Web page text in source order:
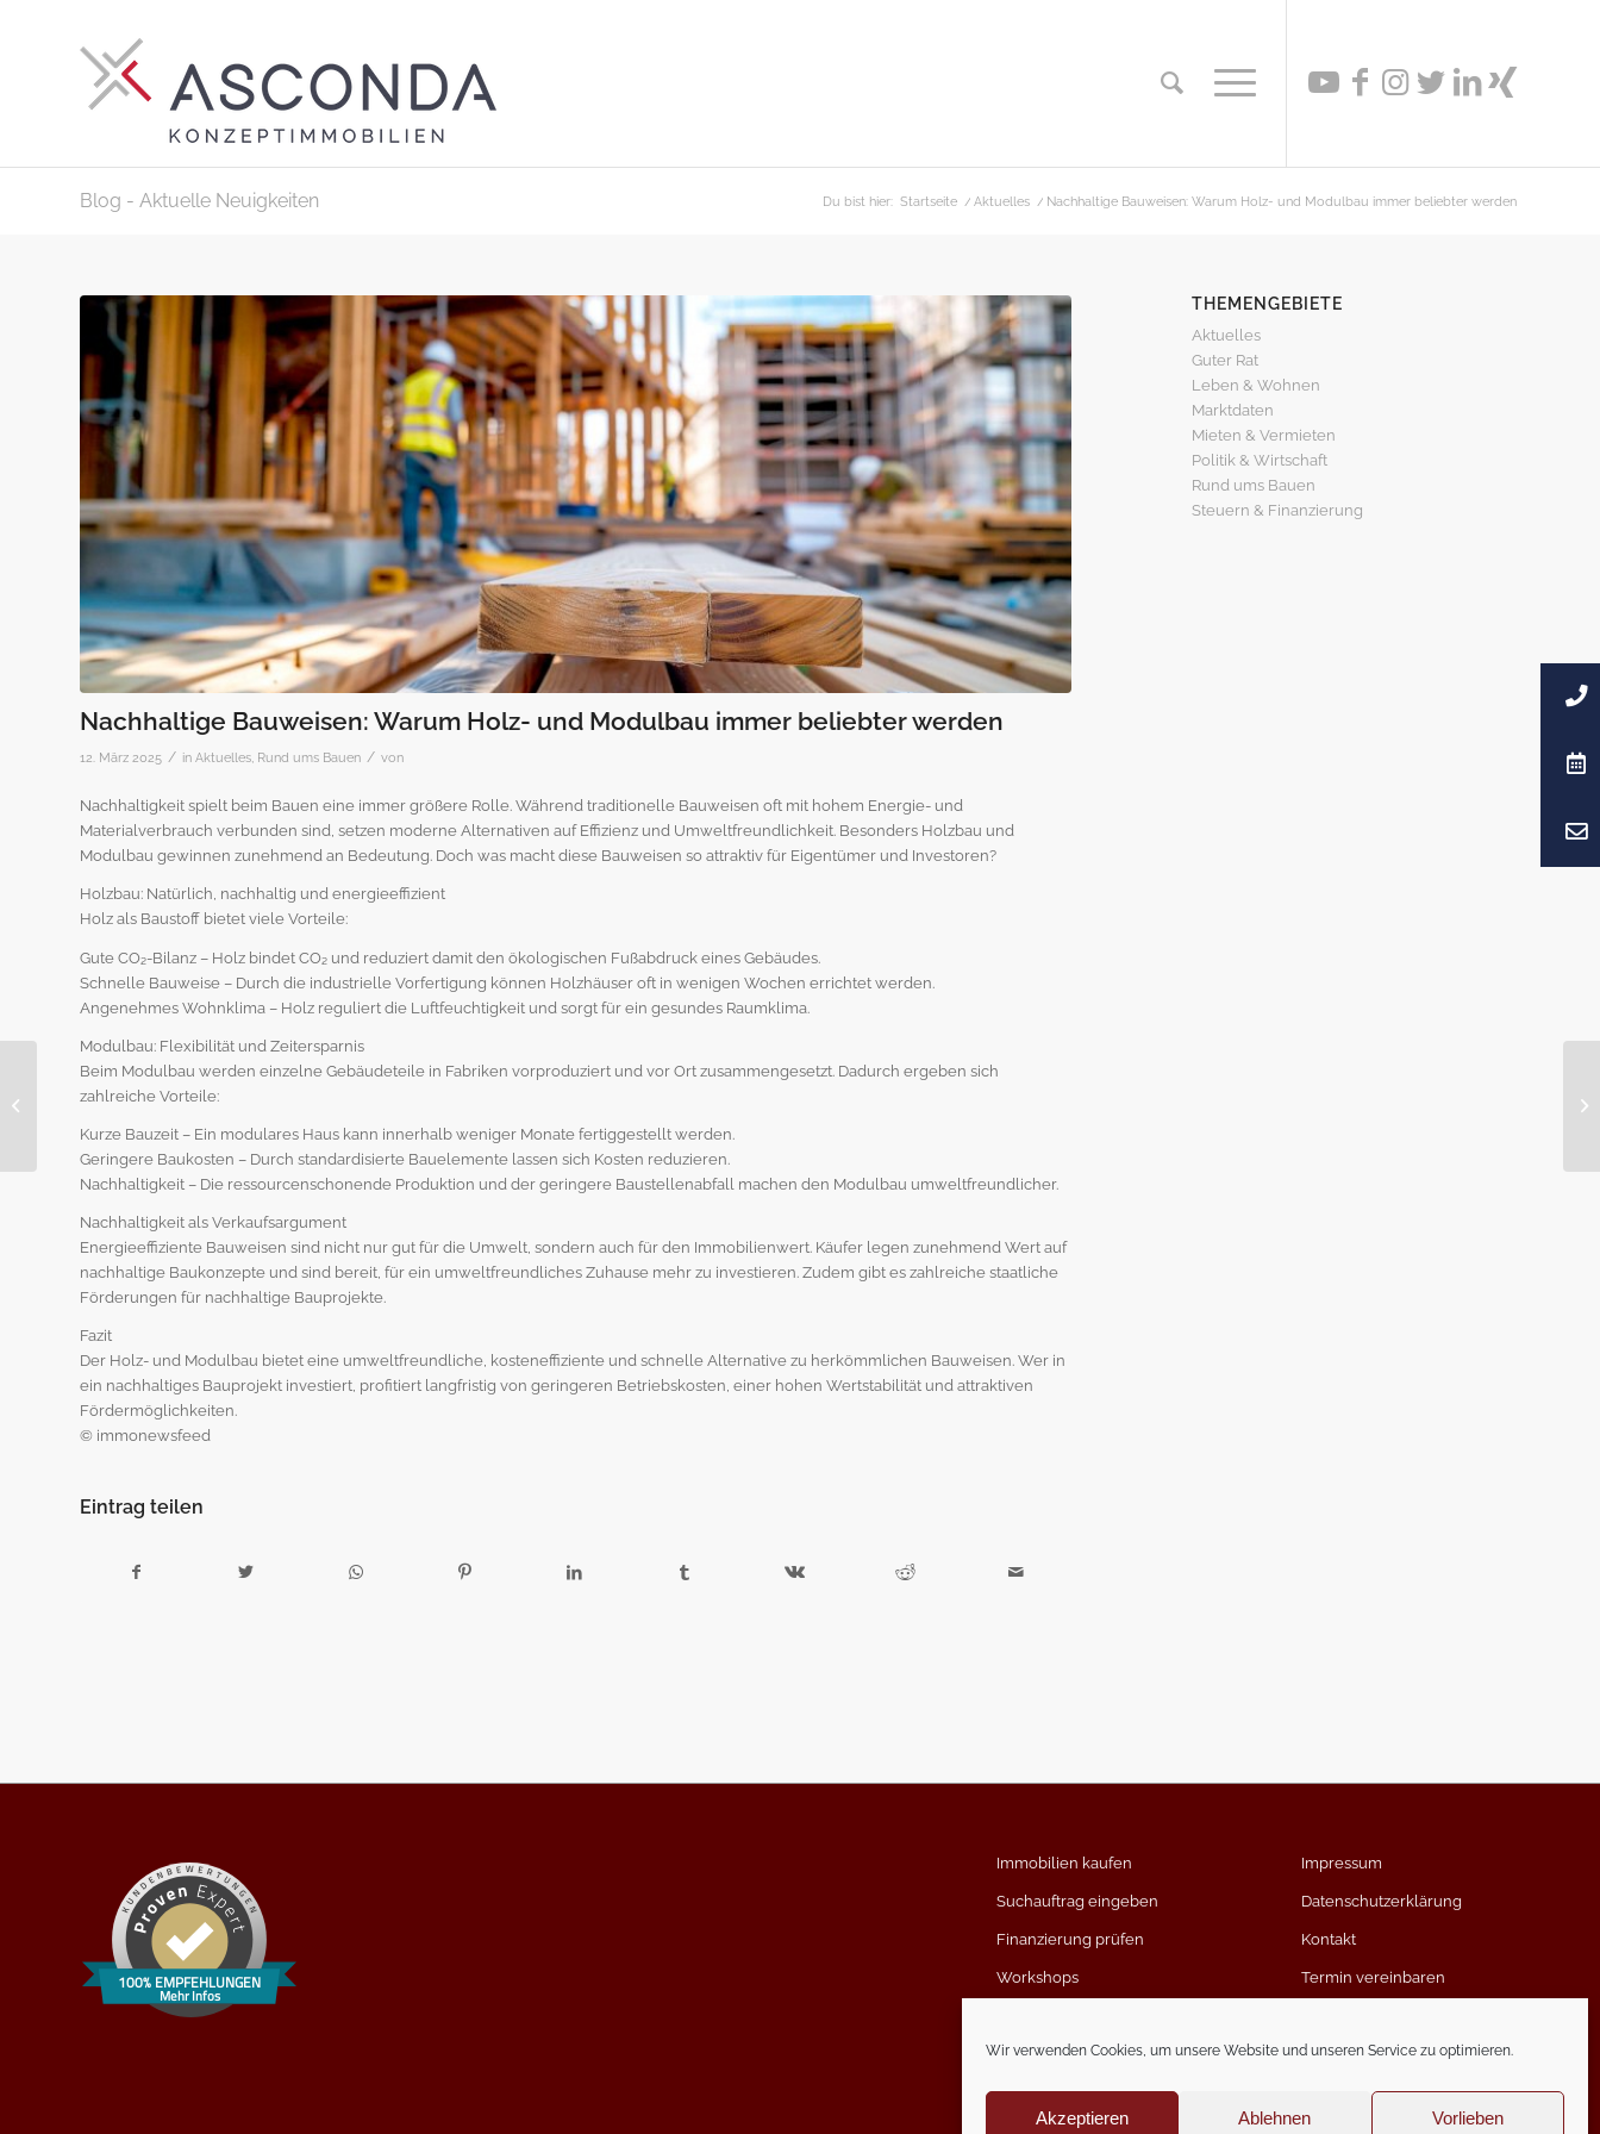
Wir verwenden Cookies, um unsere Website und unseren Service zu optimieren.
Akzeptieren Ablehnen Vorlieben
Blog - Aktuelle Neuigkeiten Du bist hier: Startseite / Aktuelles / Nachhaltige Bauweisen: Warum Holz- und Modulbau immer beliebter werden
Nachhaltige Bauweisen: Warum Holz- und Modulbau immer beliebter werden
12. März 2025 / in Aktuelles Rund ums Bauen / von
Nachhaltigkeit spielt beim Bauen eine immer größere Rolle. Während traditionelle Bauweisen oft mit hohem Energie- und
Materialverbrauch verbunden sind, setzen moderne Alternativen auf Effizienz und Umweltfreundlichkeit. Besonders Holzbau und
Modulbau gewinnen zunehmend an Bedeutung. Doch was macht diese Bauweisen so attraktiv für Eigentümer und Investoren?
Holzbau: Natürlich, nachhaltig und energieeffizient
Holz als Baustoff bietet viele Vorteile:
Gute CO₂-Bilanz – Holz bindet CO₂ und reduziert damit den ökologischen Fußabdruck eines Gebäudes.
Schnelle Bauweise – Durch die industrielle Vorfertigung können Holzhäuser oft in wenigen Wochen errichtet werden.
Angenehmes Wohnklima – Holz reguliert die Luftfeuchtigkeit und sorgt für ein gesundes Raumklima.
Modulbau: Flexibilität und Zeitersparnis
Beim Modulbau werden einzelne Gebäudeteile in Fabriken vorproduziert und vor Ort zusammengesetzt. Dadurch ergeben sich
zahlreiche Vorteile:
Kurze Bauzeit – Ein modulares Haus kann innerhalb weniger Monate fertiggestellt werden.
Geringere Baukosten – Durch standardisierte Bauelemente lassen sich Kosten reduzieren.
Nachhaltigkeit – Die ressourcenschonende Produktion und der geringere Baustellenabfall machen den Modulbau umweltfreundlicher.
Nachhaltigkeit als Verkaufsargument
Energieeffiziente Bauweisen sind nicht nur gut für die Umwelt, sondern auch für den Immobilienwert. Käufer legen zunehmend Wert auf
nachhaltige Baukonzepte und sind bereit, für ein umweltfreundliches Zuhause mehr zu investieren. Zudem gibt es zahlreiche staatliche
Förderungen für nachhaltige Bauprojekte.
Fazit
Der Holz- und Modulbau bietet eine umweltfreundliche, kosteneffiziente und schnelle Alternative zu herkömmlichen Bauweisen. Wer in
ein nachhaltiges Bauprojekt investiert, profitiert langfristig von geringeren Betriebskosten, einer hohen Wertstabilität und attraktiven
Fördermöglichkeiten.
© immonewsfeed
Eintrag teilen
THEMENGEBIETE
Aktuelles
Guter Rat
Leben & Wohnen
Marktdaten
Mieten & Vermieten
Politik & Wirtschaft
Rund ums Bauen
Steuern & Finanzierung
100% EMPFEHLUNGEN
Mehr Infos
Immobilien kaufen
Suchauftrag eingeben
Finanzierung prüfen
Workshops
Impressum
Datenschutzerklärung
Kontakt
Termin vereinbaren
Leerstand vermeiden:
So vermarkten
Immobilie erfolgreich